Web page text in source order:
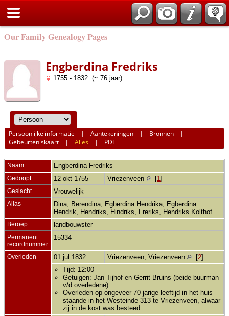
Our Family Genealogy Pages
Engberdina Fredriks
1755 - 1832 (~ 76 jaar)
Persoonlijke informatie |Aantekeningen | Bronnen |
Gebeurteniskaart |Alles | PDF
Naam Engberdina Fredriks
Gedoopt 12 okt 1755 Vriezenveen [1 ]
Geslacht Vrouwelijk
Alias
Dina, Berendina, Egberdina Hendrika, Egberdina
Hendrik, Hendriks, Hindriks, Freriks, Hendriks Kolthof
Beroep landbouwster
Permanent
recordnummer
15334
Overleden 01 jul 1832 Vriezenveen, Vriezenveen [2]
Tijd: 12:00
Getuigen: Jan Tijhof en Gerrit Bruins (beide buurman
v/d overledene)
Overleden op ongeveer 70-jarige leeftijd in het huis
staande in het Westeinde 313 te Vriezenveen, alwaar
zij in de kost was besteed.